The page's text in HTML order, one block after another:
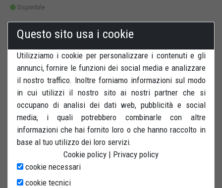
Disponibile
Bastef | Cod.KITRUOTE
COMPRA ORA DETTAGLI
Questo sito usa i cookie
Utilizziamo i cookie per personalizzare i contenuti e gli
annunci, fornire le funzioni dei social media e analizzare
il nostro traffico. Inoltre forniamo informazioni sul modo
in cui utilizzi il nostro sito ai nostri partner che si
occupano di analisi dei dati web, pubblicità e social
media, i quali potrebbero combinarle con altre
informazioni che hai fornito loro o che hanno raccolto in
base al tuo utilizzo dei loro servizi.
Cookie policy | Privacy policy
cookie necessari
cookie tecnici